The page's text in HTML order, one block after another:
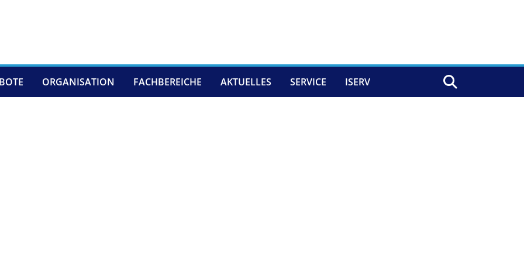
ORGANISATION FACHBEREICHE AKTUELLES SERVICE ISERV